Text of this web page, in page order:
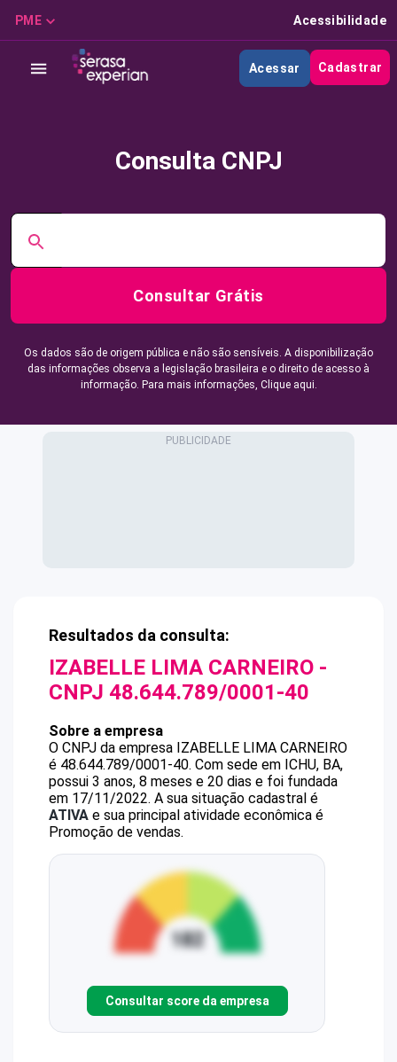
PME Acessibilidade
Acessar Cadastrar
Consulta CNPJ
Consultar Grátis
Os dados são de origem pública e não são sensíveis. A disponibilização
das informações observa a legislação brasileira e o direito de acesso à
informação. Para mais informações, Clique aqui.
Resultados da consulta:
IZABELLE LIMA CARNEIRO -
CNPJ 48.644.789/0001-40
Sobre a empresa
O CNPJ da empresa IZABELLE LIMA CARNEIRO
é 48.644.789/0001-40. Com sede em ICHU, BA,
possui 3 anos, 8 meses e 20 dias e foi fundada
em 17/11/2022. A sua situação cadastral é
ATIVA e sua principal atividade econômica é
Promoção de vendas.
Consultar score da empresa